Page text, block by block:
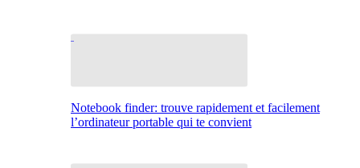
Notebook finder: trouve rapidement et facilement
l’ordinateur portable qui te convient